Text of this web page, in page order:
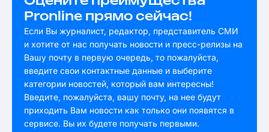
Pronline прямо сейчас!
Если Вы журналист, редактор, представитель СМИ
и хотите от нас получать новости и пресс-релизы на
Вашу почту в первую очередь, то пожалуйста,
введите свои контактные данные и выберите
категории новостей, который вам интересны!
Введите, пожалуйста, вашу почту, на нее будут
приходить Вам новости как только они появятся в
сервисе. Вы их будете получать первыми.